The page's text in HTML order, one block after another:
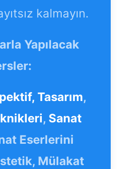
kalmayın.
Yapılacak
Tasarım,
, Sanat
Eserlerini
Mülakat